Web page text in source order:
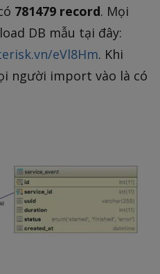
781479 record. Mọi
DB mẫu tại đây:
eVl8Hm. Khi
người import vào là có